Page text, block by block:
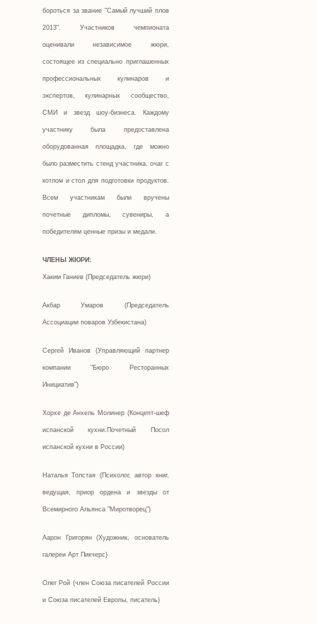
бороться за звание "Самый лучший плов
2013". Участников чемпионата
оценивали независимое жюри,
состоящее из специально приглашенных
профессиональных кулинаров и
экспертов, кулинарных сообщество,
СМИ и звезд шоу-бизнеса. Каждому
участнику была предоставлена
оборудованная площадка, где можно
было разместить стенд участника, очаг с
котлом и стол для подготовки продуктов.
Всем участникам были вручены
почетные дипломы, сувениры, а
победителям ценные призы и медали.
ЧЛЕНЫ ЖЮРИ:
Хаким Ганиев (Председатель жюри)
Акбар Умаров (Председатель
Ассоциации поваров Узбекистана)
Сергей Иванов (Управляющий партнер
компании "Бюро Ресторанных
Инициатив")
Хорхе де Анхель Молинер (Концепт-шеф
испанской кухни.Почетный Посол
испанской кухни в России)
Наталья Толстая (Психолог, автор книг,
ведущая, приор ордена и звезды от
Всемирного Альянса "Миротворец")
Аарон Григорян (Художник, основатель
галереи Арт Пикчерс)
Олег Рой (член Союза писателей России
и Союза писателей Европы, писатель)